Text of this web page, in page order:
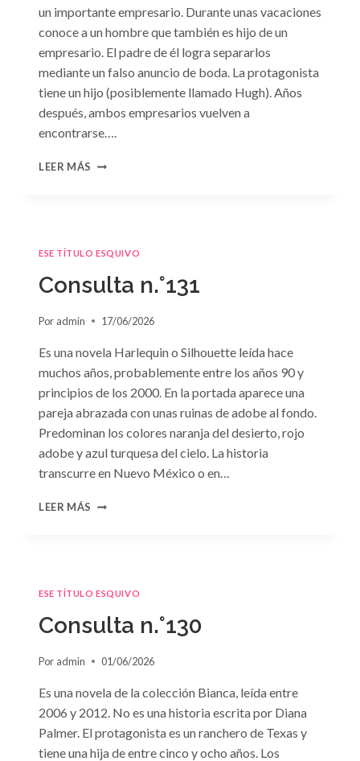
un importante empresario. Durante unas vacaciones
conoce a un hombre que también es hijo de un
empresario. El padre de él logra separarlos
mediante un falso anuncio de boda. La protagonista
tiene un hijo (posiblemente llamado Hugh). Años
después, ambos empresarios vuelven a
encontrarse….
LEER MÁS CONSULTA
ESE TÍTULO ESQUIVO
Consulta n.°131
Por admin 17/06/2026
Es una novela Harlequin o Silhouette leída hace
muchos años, probablemente entre los años 90 y
principios de los 2000. En la portada aparece una
pareja abrazada con unas ruinas de adobe al fondo.
Predominan los colores naranja del desierto, rojo
adobe y azul turquesa del cielo. La historia
transcurre en Nuevo México o en…
LEER MÁS CONSULTA
ESE TÍTULO ESQUIVO
Consulta n.°130
Por admin 01/06/2026
Es una novela de la colección Bianca, leída entre
2006 y 2012. No es una historia escrita por Diana
Palmer. El protagonista es un ranchero de Texas y
tiene una hija de entre cinco y ocho años. Los